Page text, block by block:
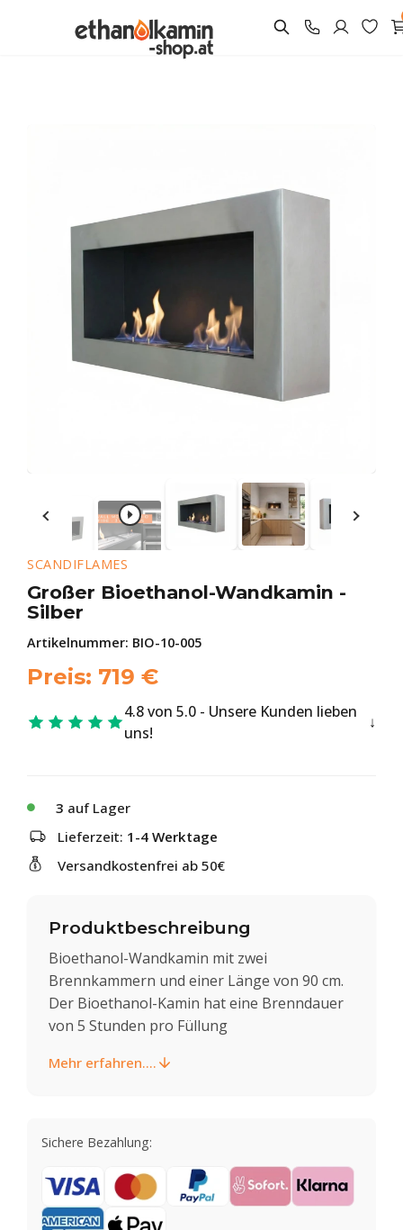
SCANDIFLAMES
Großer Bioethanol-Wandkamin -
Silber
Artikelnummer: BIO-10-005
Preis: 719 €
4.8 von 5.0 - Unsere Kunden lieben
uns!
3 auf Lager
Lieferzeit: 1-4 Werktage
Versandkostenfrei ab 50€
Produktbeschreibung
Bioethanol-Wandkamin mit zwei
Brennkammern und einer Länge von 90 cm.
Der Bioethanol-Kamin hat eine Brenndauer
von 5 Stunden pro Füllung
Mehr erfahren....
Sichere Bezahlung: